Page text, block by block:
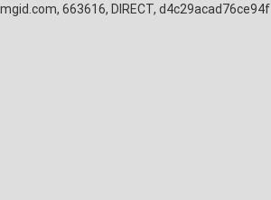
mgid.com, 663616, DIRECT, d4c29acad76ce94f